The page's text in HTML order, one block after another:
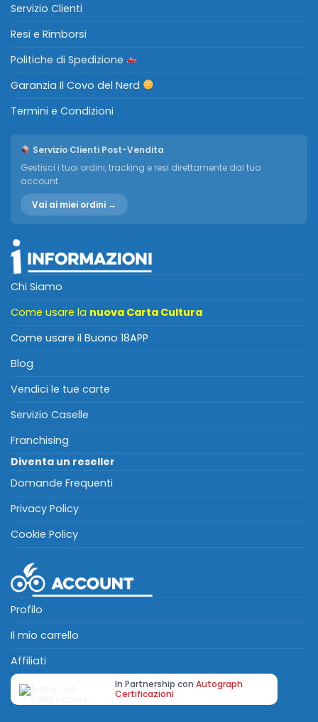
Servizio Clienti
Resi e Rimborsi
Politiche di Spedizione
Garanzia Il Covo del Nerd
Termini e Condizioni
Servizio Clienti Post-Vendita
Gestisci i tuoi ordini, tracking e resi direttamente dal tuo
account.
Vai ai miei ordini →
Chi Siamo
Come usare la nuova Carta Cultura
Come usare il Buono 18APP
Blog
Vendici le tue carte
Servizio Caselle
Franchising
Diventa un reseller
Domande Frequenti
Privacy Policy
Cookie Policy
Profilo
Il mio carrello
Affiliati
In Partnership con Autograph
Certificazioni